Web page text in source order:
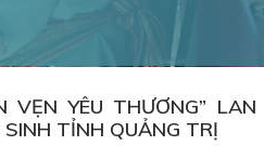
YÊU THƯƠNG” LAN
TỈNH QUẢNG TRỊ